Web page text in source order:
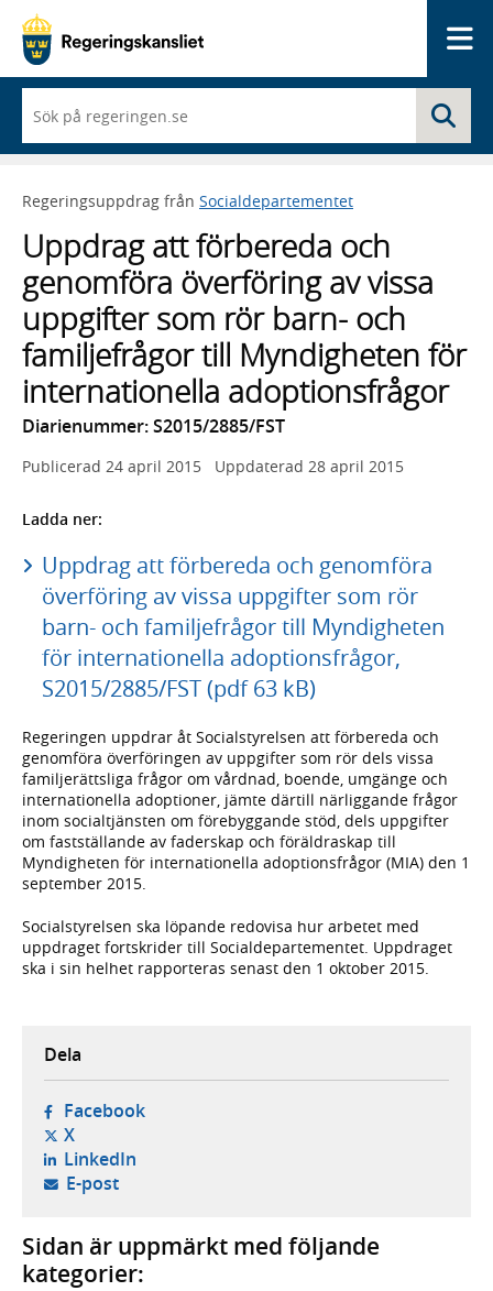
du
börjar
skriva
framträder
lista
med
sökförslag
Regeringsuppdrag från Socialdepartementet
Uppdrag att förbereda och
genomföra överföring av vissa
uppgifter som rör barn- och
familjefrågor till Myndigheten för
internationella adoptionsfrågor
Diarienummer: S2015/2885/FST
Publicerad 24 april 2015 Uppdaterad 28 april 2015
Ladda ner:
Uppdrag att förbereda och genomföra
överföring av vissa uppgifter som rör
barn- och familjefrågor till Myndigheten
för internationella adoptionsfrågor,
S2015/2885/FST (pdf 63 kB)
Regeringen uppdrar åt Socialstyrelsen att förbereda och
genomföra överföringen av uppgifter som rör dels vissa
familjerättsliga frågor om vårdnad, boende, umgänge och
internationella adoptioner, jämte därtill närliggande frågor
inom socialtjänsten om förebyggande stöd, dels uppgifter
om fastställande av faderskap och föräldraskap till
Myndigheten för internationella adoptionsfrågor (MIA) den 1
september 2015.
Socialstyrelsen ska löpande redovisa hur arbetet med
uppdraget fortskrider till Socialdepartementet. Uppdraget
ska i sin helhet rapporteras senast den 1 oktober 2015.
Dela
Facebook- öppnas i ny flik, extern webbplats,
X- öppnas i ny flik, extern webbplats,
LinkedIn- öppnas i ny flik, extern webbplats,
E-post- öppnar din e-postklient,
Sidan är uppmärkt med följande
kategorier: